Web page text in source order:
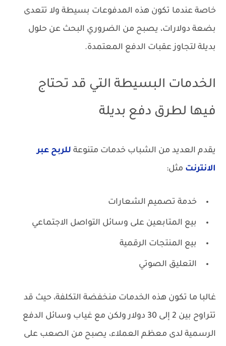
خاصة عندما تكون هذه المدفوعات بسيطة ولا تتعدى
بضعة دولارات، يصبح من الضروري البحث عن حلول
بديلة لتجاوز عقبات الدفع المعتمدة.
الخدمات البسيطة التي قد تحتاج
فيها لطرق دفع بديلة
يقدم العديد من الشباب خدمات متنوعة للربح عبر
الانترنت مثل:
خدمة تصميم الشعارات
بيع المتابعين على وسائل التواصل الاجتماعي
بيع المنتجات الرقمية
التعليق الصوتي
غالبا ما تكون هذه الخدمات منخفضة التكلفة، حيث قد
تتراوح بين 2 إلى 30 دولار ولكن مع غياب وسائل الدفع
الرسمية لدى معظم العملاء، يصبح من الصعب على